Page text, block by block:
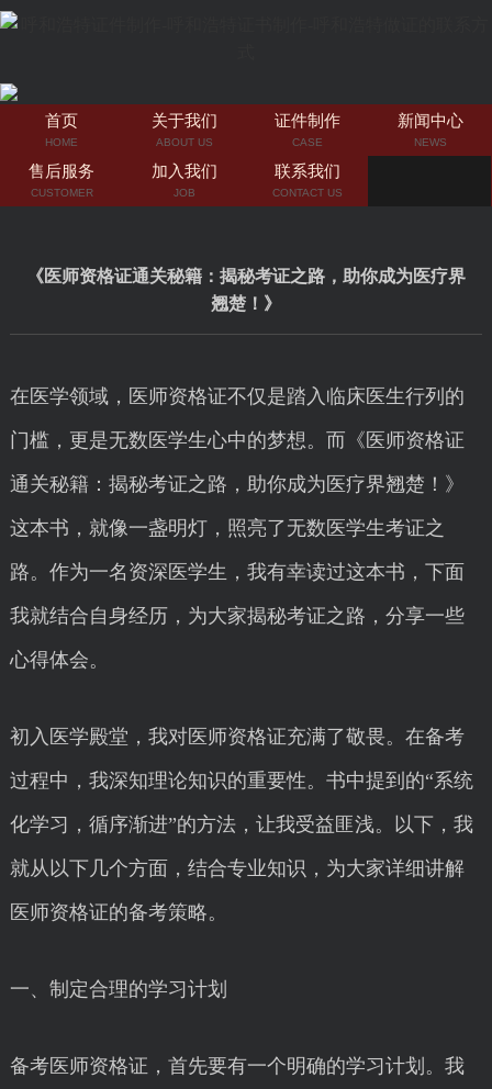
首页
HOME
关于我们
ABOUT US
证件制作
CASE
新闻中心
NEWS
售后服务
CUSTOMER
加入我们
JOB
联系我们
CONTACT US
《医师资格证通关秘籍：揭秘考证之路，助你成为医疗界
翘楚！》
在医学领域，医师资格证不仅是踏入临床医生行列的
门槛，更是无数医学生心中的梦想。而《医师资格证
通关秘籍：揭秘考证之路，助你成为医疗界翘楚！》
这本书，就像一盏明灯，照亮了无数医学生考证之
路。作为一名资深医学生，我有幸读过这本书，下面
我就结合自身经历，为大家揭秘考证之路，分享一些
心得体会。
初入医学殿堂，我对医师资格证充满了敬畏。在备考
过程中，我深知理论知识的重要性。书中提到的“系统
化学习，循序渐进”的方法，让我受益匪浅。以下，我
就从以下几个方面，结合专业知识，为大家详细讲解
医师资格证的备考策略。
一、制定合理的学习计划
备考医师资格证，首先要有一个明确的学习计划。我